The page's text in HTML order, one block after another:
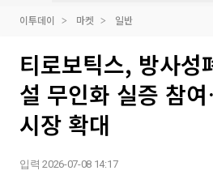
이투데이 마켓 일반
티로보틱스, 방사성
설 무인화 실증 참
시장 확대
입력 2026-07-08 14:17